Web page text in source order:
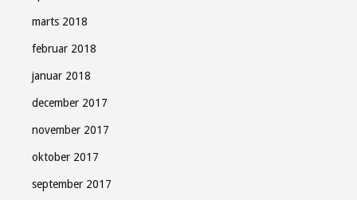
marts 2018
februar 2018
januar 2018
december 2017
november 2017
oktober 2017
september 2017